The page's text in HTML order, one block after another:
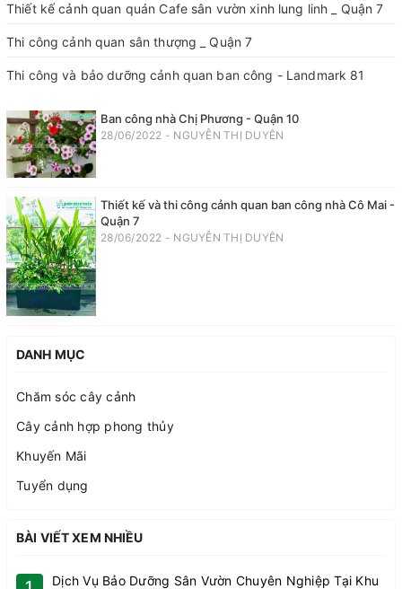
Thiết kế cảnh quan quán Cafe sân vườn xinh lung linh _ Quận 7
Thi công cảnh quan sân thượng _ Quận 7
Thi công và bảo dưỡng cảnh quan ban công - Landmark 81
Ban công nhà Chị Phương - Quận 10
28/06/2022 - NGUYỄN THỊ DUYÊN
Thiết kế và thi công cảnh quan ban công nhà Cô Mai -
Quận 7
28/06/2022 - NGUYỄN THỊ DUYÊN
DANH MỤC
Chăm sóc cây cảnh
Cây cảnh hợp phong thủy
Khuyến Mãi
Tuyển dụng
BÀI VIẾT XEM NHIỀU
Dịch Vụ Bảo Dưỡng Sân Vườn Chuyên Nghiệp Tại Khu